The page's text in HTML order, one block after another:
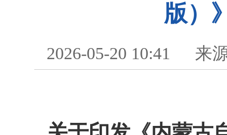
版）
2026-05-20 10:41 来